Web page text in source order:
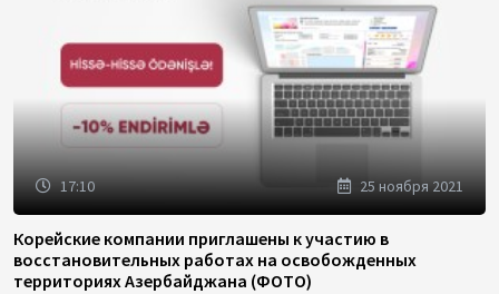
17:10 25 ноября 2021
Корейские компании приглашены к участию в
восстановительных работах на освобожденных
территориях Азербайджана (ФОТО)